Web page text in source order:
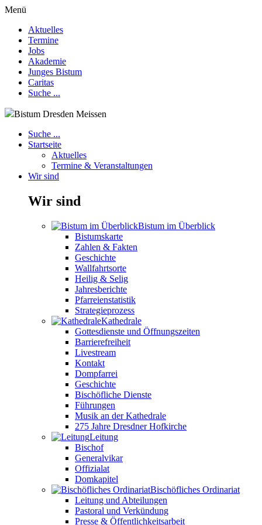
Menü
Aktuelles
Termine
Jobs
Akademie
Junges Bistum
Caritas
Suche ...
Bistum Dresden Meissen
Suche ...
Startseite
Aktuelles
Termine & Veranstaltungen
Wir sind
Wir sind
Bistum im Überblick
Bistumskarte
Zahlen & Fakten
Geschichte
Wallfahrtsorte
Heilig & Selig
Jahresberichte
Pfarreienstatistik
Strategieprozess
Kathedrale
Gottesdienste und Öffnungszeiten
Barrierefreiheit
Livestream
Kontakt
Dompfarrei
Geschichte
Bischöfliche Dienste
Führungen
Musik an der Kathedrale
275 Jahre Dresdner Hofkirche
Leitung
Bischof
Generalvikar
Offizialat
Domkapitel
Bischöfliches Ordinariat
Leitung und Abteilungen
Pastoral und Verkündung
Presse & Öffentlichkeitsarbeit